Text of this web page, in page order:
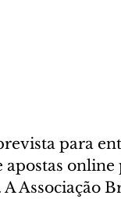
para
apostas
Associação